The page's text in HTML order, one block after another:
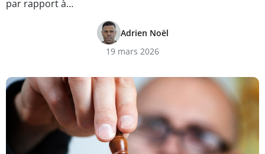
par rapport à…
Adrien Noël
19 mars 2026